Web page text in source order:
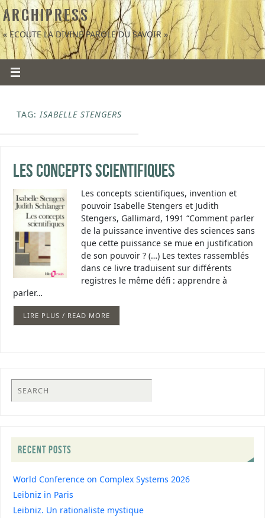
A R C H I P R E S S
« ECOUTE LA DIVINE PAROLE DU SAVOIR »
TAG:ISABELLE STENGERS
Les concepts scientifiques
Les concepts scientifiques, invention et
pouvoir Isabelle Stengers et Judith
Stengers, Gallimard, 1991 “Comment parler
de la puissance inventive des sciences sans
que cette puissance se mue en justification
de son pouvoir ? (…) Les textes rassemblés
dans ce livre traduisent sur différents
registres le même défi : apprendre à
parler…
LIRE PLUS / READ MORE
RECENT POSTS
World Conference on Complex Systems 2026
Leibniz in Paris
Leibniz. Un rationaliste mystique